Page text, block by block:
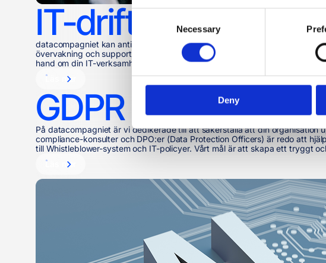
You may withdraw your consent at any
You can read more about how we use
clicking the
link .
Necessary
Deny
IT-drift
datacompagniet kan antingen komplettera din IT-avdelning eller vara din
övervakning och support för att förebygga problem innan de uppstår. Vi
hand om din IT-verksamhet...
Läs mer
GDPR &
På datacompagniet är vi dedikerade till att säkerställa att din
compliance-konsulter och DPO:er (Data Protection Officers) är redo att
till Whistleblower-system och IT-policyer. Vårt mål är att skapa ett tryggt
Läs mer